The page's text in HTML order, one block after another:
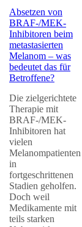
Absetzen von
BRAF-/MEK-
Inhibitoren beim
metastasierten
Melanom – was
bedeutet das für
Betroffene?
Die zielgerichtete
Therapie mit
BRAF-/MEK-
Inhibitoren hat
vielen
Melanompatienten
in
fortgeschrittenen
Stadien geholfen.
Doch weil
Medikamente mit
teils starken